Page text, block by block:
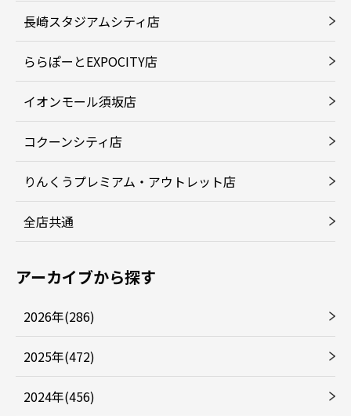
長崎スタジアムシティ店
ららぽーとEXPOCITY店
イオンモール須坂店
コクーンシティ店
りんくうプレミアム・アウトレット店
全店共通
アーカイブから探す
2026年(286)
2025年(472)
2024年(456)